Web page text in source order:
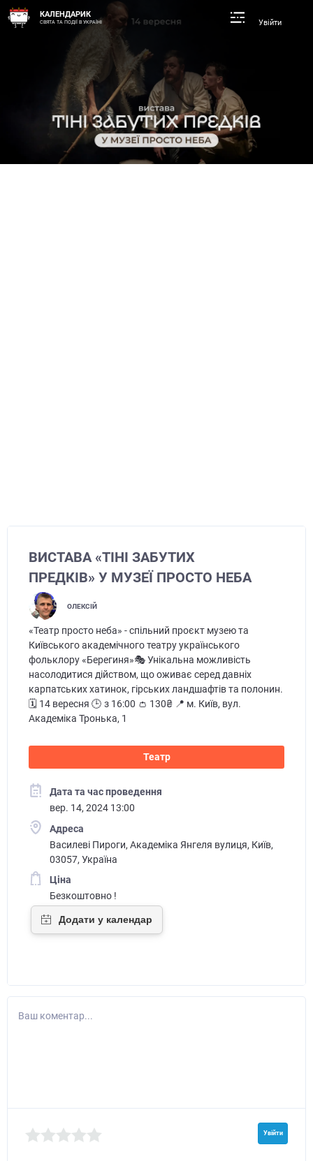
КАЛЕНДАРИК
СВЯТА ТА ПОДІЇ В УКРАЇНІ Увійти
ВИСТАВА «ТІНІ ЗАБУТИХ
ПРЕДКІВ» У МУЗЕЇ ПРОСТО НЕБА
ОЛЕКСІЙ
«Театр просто неба» - спільний проєкт музею та
Київського академічного театру українського
фольклору «Берегиня»🎭 Унікальна можливість
насолодитися дійством, що оживає серед давніх
карпатських хатинок, гірських ландшафтів та полонин.
🗓️ 14 вересня 🕒 з 16:00 👛 130₴ 📍 м. Київ, вул.
Академіка Тронька, 1
Театр
Дата та час проведення
вер. 14, 2024 13:00
Адреса
Василеві Пироги, Академіка Янгеля вулиця, Київ,
03057, Україна
Ціна
Безкоштовно !
Ваш коментар...
Увійти